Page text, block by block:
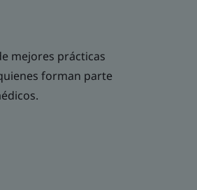
mejores prácticas
forman parte